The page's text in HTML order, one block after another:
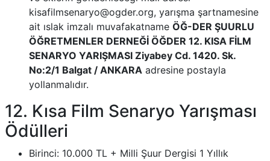
kisafilmsenaryo@ogder.org, yarışma şartnamesine
ait ıslak imzalı muvafakatname ÖĞ-DER ŞUURLU
ÖĞRETMENLER DERNEĞİ ÖĞDER 12. KISA FİLM
SENARYO YARIŞMASI Ziyabey Cd. 1420. Sk.
No:2/1 Balgat / ANKARA adresine postayla
yollanmalıdır.
12. Kısa Film Senaryo Yarışması
Ödülleri
Birinci: 10.000 TL + Milli Şuur Dergisi 1 Yıllık